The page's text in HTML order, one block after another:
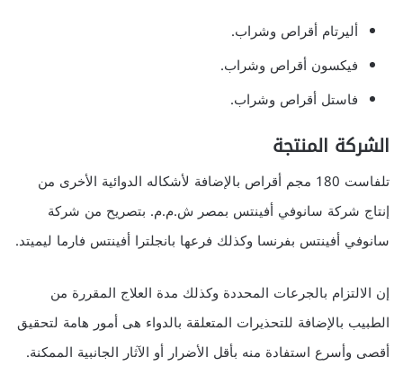
أليرتام أقراص وشراب.
فيكسون أقراص وشراب.
فاستل أقراص وشراب.
الشركة المنتجة
تلفاست 180 مجم أقراص بالإضافة لأشكاله الدوائية الأخرى من
إنتاج شركة سانوفي أفينتس بمصر ش.م.م. بتصريح من شركة
سانوفي أفينتس بفرنسا وكذلك فرعها بانجلترا أفينتس فارما ليميتد.
إن الالتزام بالجرعات المحددة وكذلك مدة العلاج المقررة من
الطبيب بالإضافة للتحذيرات المتعلقة بالدواء هى أمور هامة لتحقيق
أقصى وأسرع استفادة منه بأقل الأضرار أو الآثار الجانبية الممكنة.